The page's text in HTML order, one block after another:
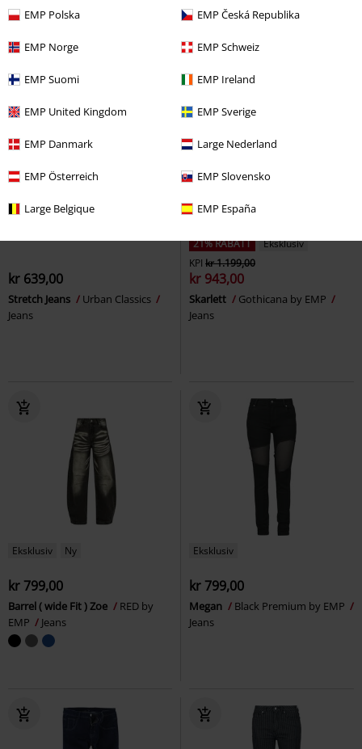
EMP Polska EMP Česká Republika
EMP Norge EMP Schweiz
EMP Suomi EMP Ireland
EMP United Kingdom EMP Sverige
EMP Danmark Large Nederland
EMP Österreich EMP Slovensko
Large Belgique EMP España
Premium by EMP Jeans
kr 639,00
Stretch Jeans
Urban Classics
Jeans
21% RABATT
Eksklusiv
KPI kr 1.199,00
kr 943,00
Skarlett
Gothicana by EMP
Jeans
Eksklusiv Ny
kr 799,00
Barrel ( wide Fit ) Zoe
RED by
EMP
Jeans
Eksklusiv
kr 799,00
Megan
Black Premium by EMP
Jeans